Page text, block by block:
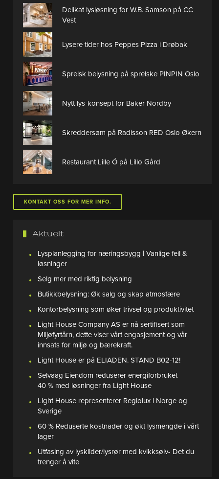
Delikat lysløsning for W.B. Samson på CC
Vest
Lysere tider hos Peppes Pizza i Drøbak
Sprelsk belysning på sprelske PINPIN Oslo
Nytt lys-konsept for Baker Nordby
Skreddersøm på Radisson RED Oslo Økern
Restaurant Lille Ó på Lillo Gård
KONTAKT OSS FOR MER INFO.
Aktuelt
Lysplanlegging for næringsbygg | Vanlige feil &
løsninger
Selg mer med riktig belysning
Butikkbelysning: Øk salg og skap atmosfære
Kontorbelysning som øker trivsel og produktivitet
Light House Company AS er nå sertifisert som
Miljøfyrtårn, dette viser vårt engasjement og vår
innsats for miljø og bærekraft.
Light House er på ELIADEN. STAND B02-12!
Selvaag Eiendom reduserer energiforbruket
40 % med løsninger fra Light House
Light House representerer Regiolux i Norge og
Sverige
60 % Reduserte kostnader og økt lysmengde i vårt
lager
Utfasing av lyskilder/lysrør med kvikksølv- Det du
trenger å vite